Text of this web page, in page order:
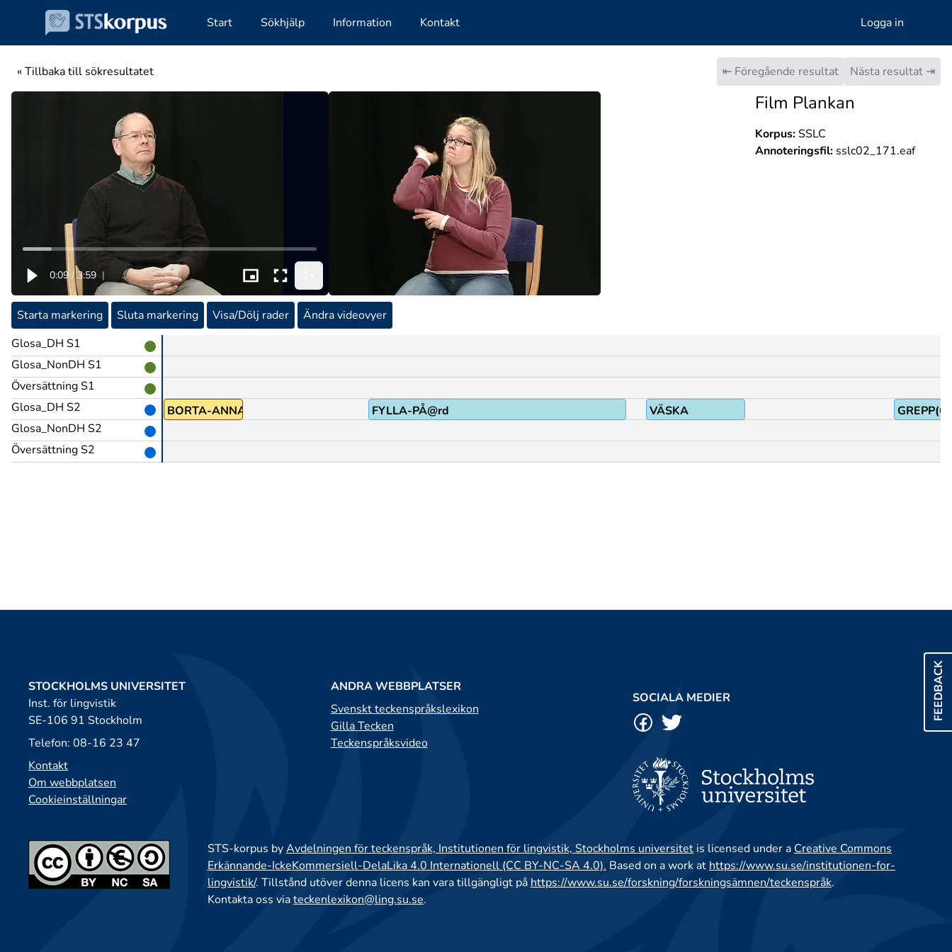
Start Sökhjälp Information Kontakt Logga in
« Tillbaka till sökresultatet ⇤ Föregående resultat Nästa resultat ⇥
0:09 / 3:59 |
Film Plankan
Korpus:SSLC
Annoteringsfil:sslc02_171.eaf
Starta markering Sluta markering Visa/Dölj rader
Ändra videovyer
Glosa_DH S1
Glosa_NonDH S1
Översättning S1
Glosa_DH S2
Glosa_NonDH S2
Översättning S2
BORTA-ANNAN-PLATS FYLLA-PÅ@rd VÄSKA
FEEDBACK
STOCKHOLMS UNIVERSITET
Inst. för lingvistik
SE-106 91 Stockholm
Telefon: 08-16 23 47
Kontakt
Om webbplatsen
Cookieinställningar
ANDRA WEBBPLATSER
Svenskt teckenspråkslexikon
Gilla Tecken
Teckenspråksvideo
SOCIALA MEDIER
STS-korpus byAvdelningen för teckenspråk, Institutionen för lingvistik, Stockholms universitetis licensed under a Creative Commons
Erkännande-IckeKommersiell-DelaLika 4.0 Internationell (CC BY-NC-SA 4.0). Based on a work at https://www.su.se/institutionen-for-
lingvistik/. Tillstånd utöver denna licens kan vara tillgängligt på https://www.su.se/forskning/forskningsämnen/teckenspråk.
Kontakta oss viateckenlexikon@ling.su.se.